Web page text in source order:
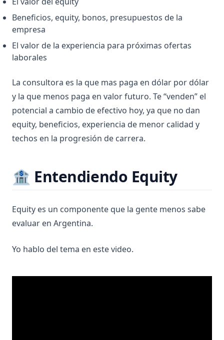
Beneficios, equity, bonos, presupuestos de la
empresa
El valor de la experiencia para próximas ofertas
laborales
La consultora es la que mas paga en dólar por dólar
y la que menos paga en valor futuro. Te “venden” el
potencial a cambio de efectivo hoy, ya que no dan
equity, beneficios, experiencia de menor calidad y
techos en la progresión de carrera.
🏦 Entendiendo Equity
Equity es un componente que la gente menos sabe
evaluar en Argentina.
Yo hablo del tema en este video.